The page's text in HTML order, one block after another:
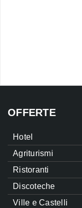
OFFERTE
Hotel
Agriturismi
Ristoranti
Discoteche
Ville e Castelli